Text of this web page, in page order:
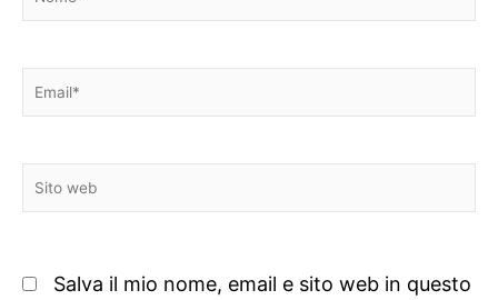
Email*
Sito
web
Salva il mio nome, email e sito web in questo